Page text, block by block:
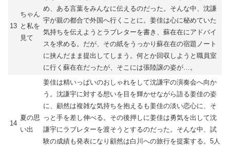
13
ちゃん
と私を
見て
め、ある言葉をみんなに伝えるのだった。そんな中、沈謙
宇が親の都合で外国へ行くことに。姜佳は心に秘めていた
気持ちを伝えようとラブレターを書き、蘇在在にアドバイ
スを求める。だが、その紙をうっかり蘇在在の宿題ノート
に挟んだまま提出してしまう。何とか回収しようと職員室
に行く蘇在在だったが、そこには張陸譲の姿が…。
14
夏の思
い出
姜佳は精いっぱいのおしゃれをして沈謙宇の演奏会へ向か
う。沈謙宇に対する想いを目を輝かせながら語る姜佳の姿
に、顧然は複雑な気持ちを抱えるも姜佳の淡い恋心に、そ
っと手を差し伸べる。その後押しに姜佳は勇気を出して沈
謙宇にラブレターを渡そうとするのだった。そんな中、試
験の成績も発表になり顧然は白川への旅行を提案する。5人